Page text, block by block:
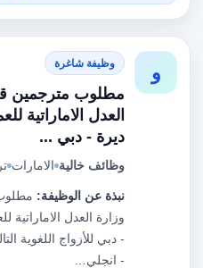
و وظيفة شاغرة
مطلوب مترجمين
العدل
ديرة - دبي ...
وظائف خالية الامارات
نبذة عن الوظيفة:
وزارة العدل
- دبي للأزواج اللغوية
- انجلي…